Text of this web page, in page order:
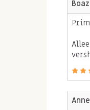
zijn
halen
De